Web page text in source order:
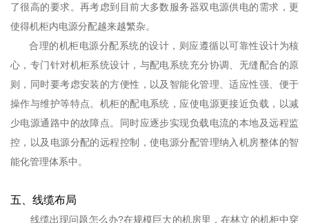
了很高的要求。再考虑到目前大多数服务器双电源供电的需求，更
使得机柜内电源分配越来越繁杂。
合理的机柜电源分配系统的设计，则应遵循以可靠性设计为核
心，专门针对机柜系统设计，与配电系统充分协调、无缝配合的原
则，同时要考虑安装的方便性，以及智能化管理、适应性强、便于
操作与维护等特点。机柜的配电系统，应使电源更接近负载，以减
少电源通路中的故障点。同时应逐步实现负载电流的本地及远程监
控，以及电源分配的远程控制，使电源分配管理纳入机房整体的智
能化管理体系中。
五、线缆布局
线缆出现问题怎么办?在规模巨大的机房里，在林立的机柜中穿